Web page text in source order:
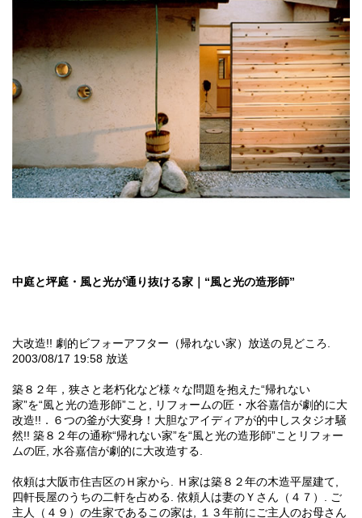
中庭と坪庭・風と光が通り抜ける家｜“風と光の造形師”
大改造!! 劇的ビフォーアフター（帰れない家）放送の見どころ.
2003/08/17 19:58 放送
築８２年，狭さと老朽化など様々な問題を抱えた“帰れない
家”を“風と光の造形師”こと, リフォームの匠・水谷嘉信が劇的に大
改造!!．６つの釜が大変身！大胆なアイディアが的中しスタジオ騒
然!! 築８２年の通称“帰れない家”を“風と光の造形師”ことリフォー
ムの匠, 水谷嘉信が劇的に大改造する.
依頼は大阪市住吉区のＨ家から. Ｈ家は築８２年の木造平屋建て,
四軒長屋のうちの二軒を占める. 依頼人は妻のＹさん（４７）. ご
主人（４９）の生家であるこの家は, １３年前にご主人のお母さん